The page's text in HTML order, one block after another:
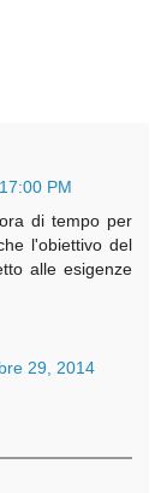
PM
di tempo per
l'obiettivo del
alle esigenze
29, 2014